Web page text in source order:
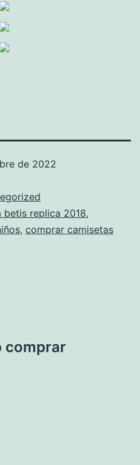
de 2022
betis replica 2018,
, comprar camisetas
comprar